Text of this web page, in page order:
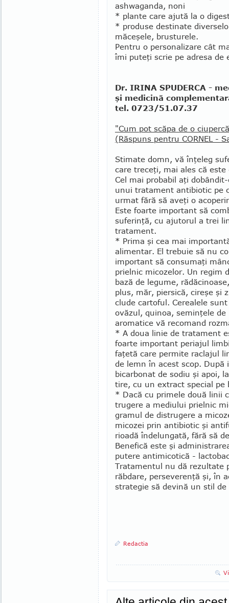
ashwaganda, noni
* plante care ajută la o
* produse destinate
măceşele, brusturele.
Pentru o personalizare cât
îmi puteţi scrie pe adresa de
Dr. IRINA SPUDERCA -
şi medicină
tel. 0723/51.07.37
"Cum pot scăpa de o
(Răspuns pentru CORNEL -
Stimate domn, vă înţeleg
care treceţi, mai ales că este
Cel mai probabil aţi
unui tratament antibiotic pe
urmat fără să aveţi o
Este foarte important să
suferinţă, cu ajutorul a trei
tratament.
* Prima şi cea mai
alimentar. El trebuie să nu
important să consumaţi
prielnic micozelor. Un regim
bază de legume,
plus, măr, piersică, cireşe şi
clude cartoful. Cerealele
ovăzul, quinoa, seminţele
aromatice vă recomand
* A doua linie de tratament
foarte important periajul
faţetă care per­mite raclajul
de lemn în acest scop. După
bicarbonat de sodiu şi apoi,
tire, cu un extract special pe
* Dacă cu primele două linii
trugere a me­diului prielnic
gramul de distrugere a
micozei prin antibiotic şi
rioadă îndelungată, fără să
Benefică este şi
putere antimicotică -
Tratamentul nu dă rezultate
răbdare, perseverenţă şi, în
strategie să devină un stil de
Redactia